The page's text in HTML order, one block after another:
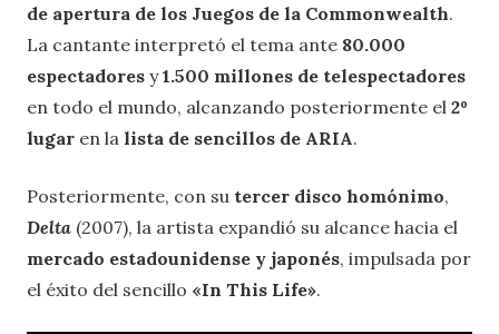
de apertura de los Juegos de la Commonwealth.
La cantante interpretó el tema ante 80.000
espectadores y1.500 millones de telespectadores
en todo el mundo, alcanzando posteriormente el 2º
lugar en la lista de sencillos de ARIA.
Posteriormente, con su tercer disco homónimo,
Delta (2007), la artista expandió su alcance hacia el
mercado estadounidense y japonés, impulsada por
el éxito del sencillo «In This Life».